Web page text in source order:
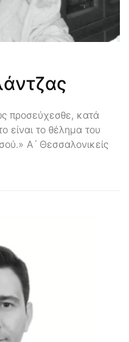
προσεύχεσθε, κατά
είναι το θέλημα του
Α ́ Θεσσαλονικείς